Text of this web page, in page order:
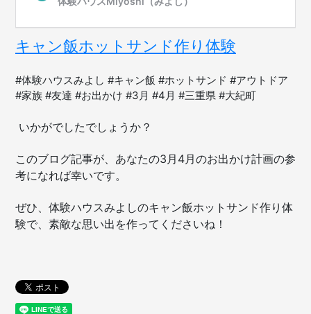
キャン飯ホットサンド作り体験
#体験ハウスみよし #キャン飯 #ホットサンド #アウトドア
#家族 #友達 #お出かけ #3月 #4月 #三重県 #大紀町
いかがでしたでしょうか？
このブログ記事が、あなたの3月4月のお出かけ計画の参
考になれば幸いです。
ぜひ、体験ハウスみよしのキャン飯ホットサンド作り体
験で、素敵な思い出を作ってくださいね！